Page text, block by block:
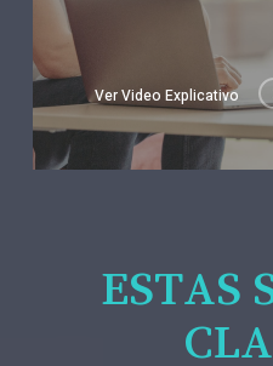
Ver Video Explicativo
ESTAS